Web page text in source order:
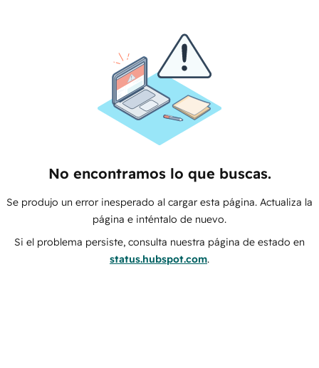
No encontramos lo que buscas.
Se produjo un error inesperado al cargar esta página. Actualiza la
página e inténtalo de nuevo.
Si el problema persiste, consulta nuestra página de estado en
status.hubspot.com.